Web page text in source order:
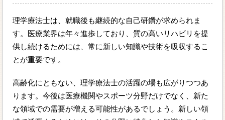
理学療法士は、就職後も継続的な自己研鑽が求められま
す。医療業界は年々進歩しており、質の高いリハビリを提
供し続けるためには、常に新しい知識や技術を吸収するこ
とが重要です。
高齢化にともない、理学療法士の活躍の場も広がりつつあ
ります。今後は医療機関やスポーツ分野だけでなく、新た
な領域での需要が増える可能性があるでしょう。新しい領